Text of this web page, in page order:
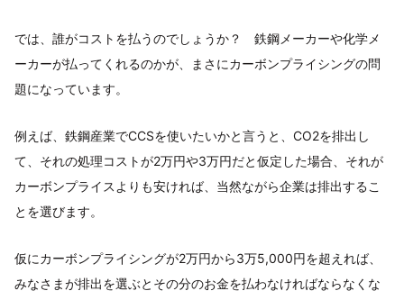
では、誰がコストを払うのでしょうか？ 鉄鋼メーカーや化学メ
ーカーが払ってくれるのかが、まさにカーボンプライシングの問
題になっています。
例えば、鉄鋼産業でCCSを使いたいかと言うと、CO2を排出し
て、それの処理コストが2万円や3万円だと仮定した場合、それが
カーボンプライスよりも安ければ、当然ながら企業は排出するこ
とを選びます。
仮にカーボンプライシングが2万円から3万5,000円を超えれば、
みなさまが排出を選ぶとその分のお金を払わなければならなくな